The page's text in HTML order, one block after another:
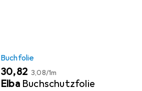
Buchfolie
EUR
30,82 EUR
3,08/1m
Elba Buchschutzfolie